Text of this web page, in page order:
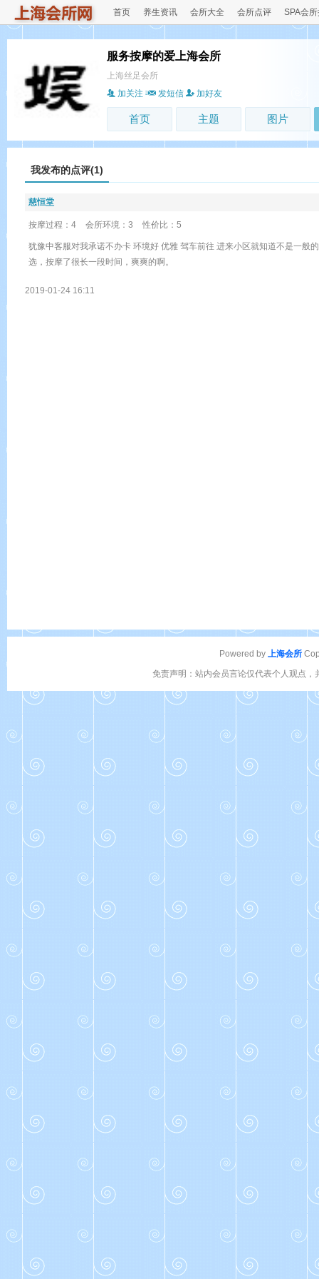
首页 养生资讯 会所大全 会所点评 SPA会
服务按摩的爱上海会所
上海丝足会所
加关注
发短信 加好友
首页 主题 图片
我发布的点评(1)
慈恒堂
按摩过程：4 会所环境：3 性价比：5
犹豫中客服对我承诺不办卡 环境好 优雅 驾车前往 进来小区就知道不是一般
选，按摩了很长一段时间，爽爽的啊。
2019-01-24 16:11
Powered by 上海会所
免责声明：站内会员言论仅代表个人观点